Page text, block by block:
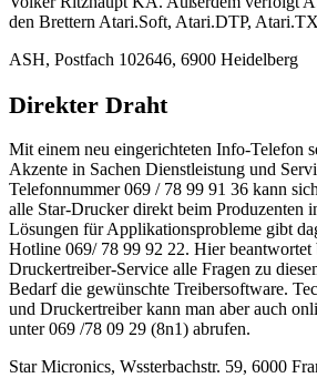
den Brettern Atari.Soft, Atari.DTP,
ASH, Postfach 102646, 6900 Heidelberg
Direkter Draht
Mit einem neu eingerichteten Info-Telefon
Akzente in Sachen Dienstleistung und
Telefonnummer 069 / 78 99 91 36 kann
alle Star-Drucker direkt beim Produzenten
Lösungen für Applikationsprobleme gibt
Hotline 069/ 78 99 92 22. Hier beantwortet
Druckertreiber-Service alle Fragen zu
Bedarf die gewünschte Treibersoftware.
und Druckertreiber kann man aber auch
unter 069 /78 09 29 (8n1) abrufen.
Star Micronics, Wssterbachstr. 59, 6000